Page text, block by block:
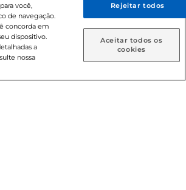
online, informe como deseja receber
Retire em Loja
Copyright. Todos os direitos
reservados Prezunic.
você,
de navegação.
concorda em
dispositivo.
a
nossa
Rejeitar todos
Aceitar todos os
cookies